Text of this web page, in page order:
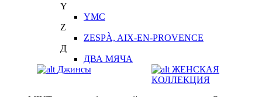
Y
YMC
Z
ZESPÀ, AIX-EN-PROVENCE
Д
ДВА МЯЧА
Джинсы
ЖЕНСКАЯ
КОЛЛЕКЦИЯ